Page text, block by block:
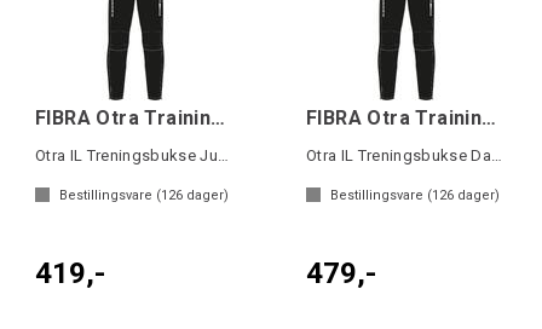
FIBRA Otra Training Pant JR
Otra IL Treningsbukse Junior
Bestillingsvare (126 dager)
419,-
FIBRA Otra Training Pant W
Otra IL Treningsbukse Dame
Bestillingsvare (126 dager)
479,-